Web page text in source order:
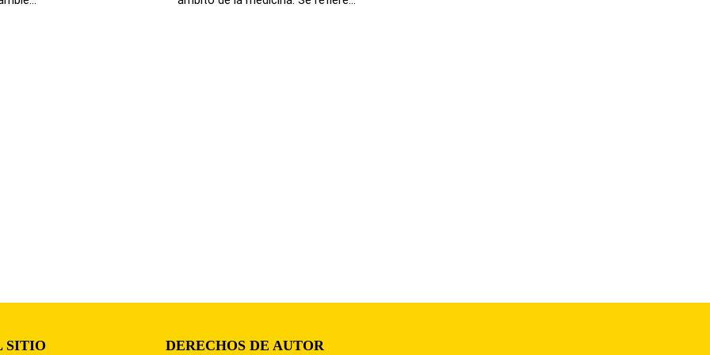
SITIO DERECHOS DE AUTOR